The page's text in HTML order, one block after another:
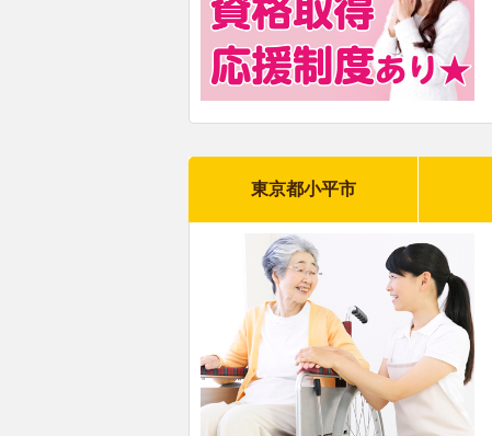
東京都小平市